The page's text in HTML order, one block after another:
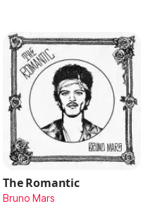
The Romantic
Bruno Mars